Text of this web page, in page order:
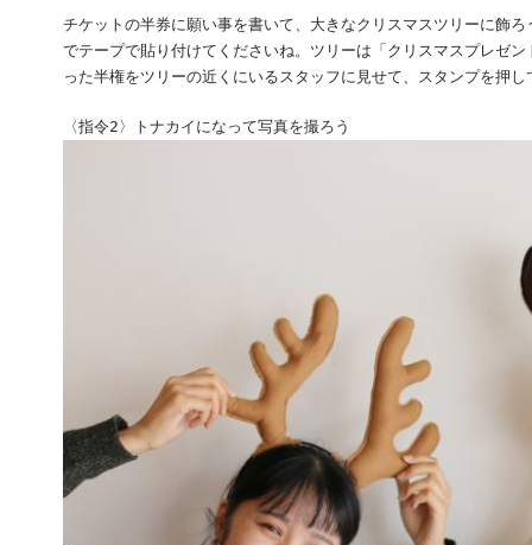
チケットの半券に願い事を書いて、大きなクリスマスツリーに飾
でテープで貼り付けてくださいね。ツリーは「クリスマスプレゼ
った半権をツリーの近くにいるスタッフに見せて、スタンプを押し
〈指令2〉トナカイになって写真を撮ろう